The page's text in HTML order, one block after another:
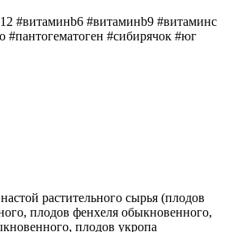
#витаминb6 #витаминb9 #витаминс
#пантогематоген #сибирячок #юг
растительного сырья (плодов
плодов фенхеля обыкновенного,
плодов укропа